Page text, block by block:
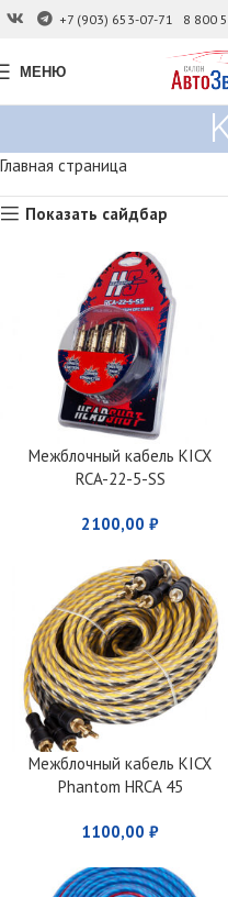
+7 (903) 653-07-71 8 800
МЕНЮ
Главная страница
Показать сайдбар
Межблочный кабель KICX
RCA-22-5-SS
2100,00 ₽
Межблочный кабель KICX
Phantom HRCA 45
1100,00 ₽